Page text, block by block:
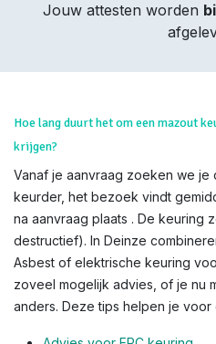
Jouw attesten worden
Hoe lang duurt het om een mazout
krijgen?
Vanaf je aanvraag zoeken we je
keurder, het bezoek vindt
na aanvraag plaats . De keuring
destructief). In Deinze
Asbest of elektrische keuring
zoveel mogelijk advies, of je nu
anders. Deze tips helpen je voor